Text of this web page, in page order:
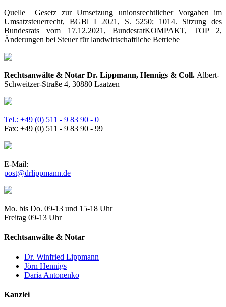
Quelle | Gesetz zur Umsetzung unionsrechtlicher Vorgaben im
Umsatzsteuerrecht, BGBl I 2021, S. 5250; 1014. Sitzung des
Bundesrats vom 17.12.2021, BundesratKOMPAKT, TOP 2,
Änderungen bei Steuer für landwirtschaftliche Betriebe
Rechtsanwälte & Notar Dr. Lippmann, Hennigs & Coll. Albert-
Schweitzer-Straße 4, 30880 Laatzen
Tel.: +49 (0) 511 - 9 83 90 - 0
Fax: +49 (0) 511 - 9 83 90 - 99
E-Mail:
post@drlippmann.de
Mo. bis Do. 09-13 und 15-18 Uhr
Freitag 09-13 Uhr
Rechtsanwälte & Notar
Dr. Winfried Lippmann
Jörn Hennigs
Daria Antonenko
Kanzlei